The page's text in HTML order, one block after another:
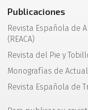
Publicaciones
Revista Española de
(REACA)
Revista del Pie y
Monografías de
Revista Española de